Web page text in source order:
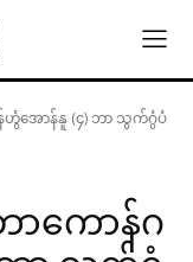
ဟွံအောန်နူ (၄) ဘာ သွက်ဂွံပံ
ာကောန်ဂ